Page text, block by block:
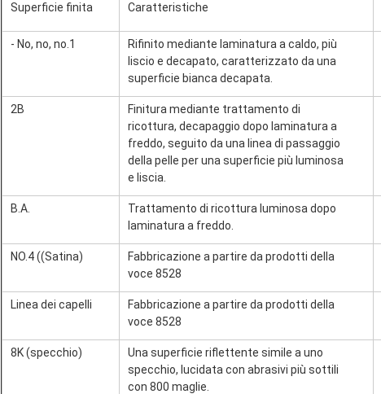
Superficie finita Caratteristiche
- No, no, no.1
Rifinito mediante laminatura a caldo, più
liscio e decapato, caratterizzato da una
superficie bianca decapata.
2B
Finitura mediante trattamento di
ricottura, decapaggio dopo laminatura a
freddo, seguito da una linea di passaggio
della pelle per una superficie più luminosa
e liscia.
B.A.
Trattamento di ricottura luminosa dopo
laminatura a freddo.
NO.4 ((Satina)
Fabbricazione a partire da prodotti della
voce 8528
Linea dei capelli
Fabbricazione a partire da prodotti della
voce 8528
8K (specchio)
Una superficie riflettente simile a uno
specchio, lucidata con abrasivi più sottili
con 800 maglie.